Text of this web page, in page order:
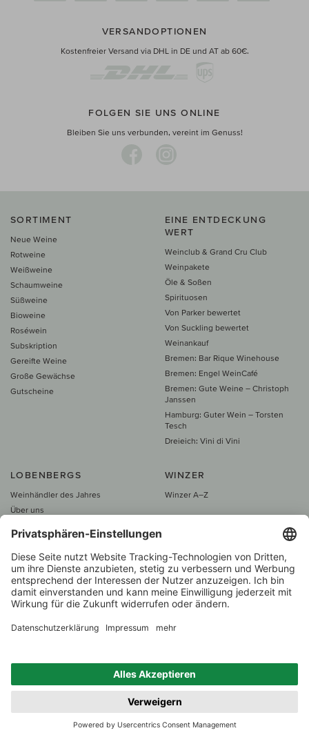
VERSANDOPTIONEN
Kostenfreier Versand via DHL in DE und AT ab 60€.
FOLGEN SIE UNS ONLINE
Bleiben Sie uns verbunden, vereint im Genuss!
SORTIMENT
Neue Weine
Rotweine
Weißweine
Schaumweine
Süßweine
Bioweine
Roséwein
Subskription
Gereifte Weine
Große Gewächse
Gutscheine
EINE ENTDECKUNG
WERT
Weinclub & Grand Cru Club
Weinpakete
Öle & Soßen
Spirituosen
Von Parker bewertet
Von Suckling bewertet
Weinankauf
Bremen: Bar Rique Winehouse
Bremen: Engel WeinCafé
Bremen: Gute Weine – Christoph
Janssen
Hamburg: Guter Wein – Torsten
Tesch
Dreieich: Vini di Vini
LOBENBERGS
Weinhändler des Jahres
Über uns
Presse
SERVICE & KONTAKT
Fragen & Antworten
Kataloge
Downloads
WINZER
Winzer A–Z
Datenschutz
Impressum
AGB
Barrierefreiheitserklärung
Alle Preise inkl. MwSt., zzgl. 5 €
Versand
frei